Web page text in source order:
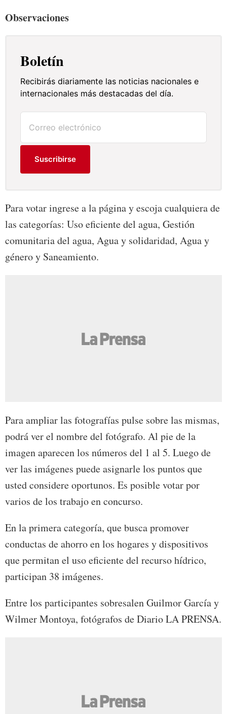
Observaciones
Boletín
Recibirás diariamente las noticias nacionales e
internacionales más destacadas del día.
Suscribirse
Para votar ingrese a la página y escoja cualquiera de
las categorías: Uso eficiente del agua, Gestión
comunitaria del agua, Agua y solidaridad, Agua y
género y Saneamiento.
Para ampliar las fotografías pulse sobre las mismas,
podrá ver el nombre del fotógrafo. Al pie de la
imagen aparecen los números del 1 al 5. Luego de
ver las imágenes puede asignarle los puntos que
usted considere oportunos. Es posible votar por
varios de los trabajo en concurso.
En la primera categoría, que busca promover
conductas de ahorro en los hogares y dispositivos
que permitan el uso eficiente del recurso hídrico,
participan 38 imágenes.
Entre los participantes sobresalen Guilmor García y
Wilmer Montoya, fotógrafos de Diario LA PRENSA.